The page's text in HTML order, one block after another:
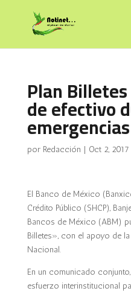
Plan
de efectivo
emergencias
por Redacción | Oct 2, 2017
El Banco de México
Crédito Público (SHCP),
Bancos de México (ABM)
Billetes», con el apoyo de
Nacional.
En un comunicado
esfuerzo interinstitucional